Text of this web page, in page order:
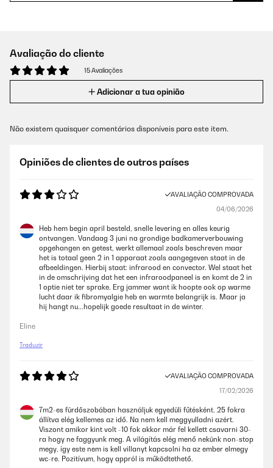
Avaliação do cliente
15 Avaliações
Adicionar a tua opinião
Não existem quaisquer comentários disponíveis para este item.
Opiniões de clientes de outros países
AVALIAÇÃO COMPROVADA
04/06/2026
Heb hem begin april besteld, snelle levering en alles keurig
ontvangen. Vandaag 3 juni na grondige badkamerverbouwing
opgehangen en getest, werkt allemaal zoals beschreven maar
het is totaal geen 2 in 1 apparaat zoals aangegeven staat in de
afbeeldingen. Hierbij staat: infrarood en convector. Wel staat het
in de omschrijving dat het een infraroodpaneel is en komt de 2 in
1 optie niet ter sprake. Erg jammer want ik hoopte ook op warme
lucht daar ik fibromyalgie heb en warmte belangrijk is. Maar ja
hij hangt nu...hopelijk goede resultaat in de winter.
Eline
Traduzir
AVALIAÇÃO COMPROVADA
17/02/2026
7m2-es fürdőszobában használjuk egyedüli fűtésként. 25 fokra
állítva elég kellemes az idő. Na nem kell meggyulladni azért.
Viszont amikor kint volt -10 fok akkor már fel kellett csavarni 30-
ra hogy ne faggyunk meg. A világítás elég menő nekünk non-stop
megy, így este nem is kell villanyt kapcsolni ha az ember elmegy
wc-re. Pozitívum, hogy appról is működtethető.